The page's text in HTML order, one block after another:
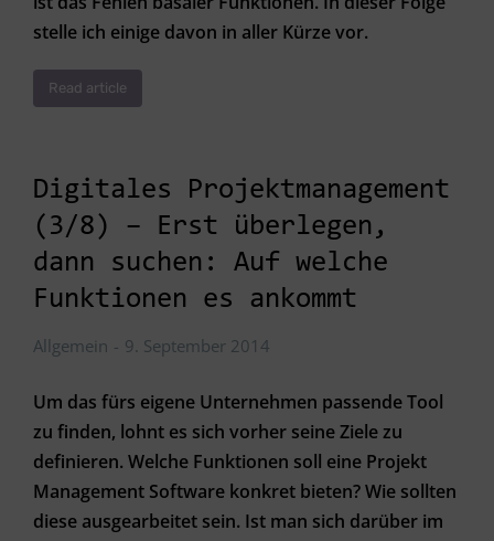
stelle ich einige davon in aller Kürze vor.
Read article
Digitales Projektmanagement
(3/8) – Erst überlegen,
dann suchen: Auf welche
Funktionen es ankommt
Allgemein 9. September 2014
Um das fürs eigene Unternehmen passende Tool
zu finden, lohnt es sich vorher seine Ziele zu
definieren. Welche Funktionen soll eine Projekt
Management Software konkret bieten? Wie sollten
diese ausgearbeitet sein. Ist man sich darüber im